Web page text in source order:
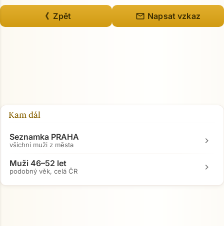
Přejít na hlavní obsah
《 Zpět mail Napsat vzkaz
Kam dál
Seznamka PRAHA
všichni muži z města chevron_right
Muži 46–52 let
podobný věk, celá ČR chevron_right